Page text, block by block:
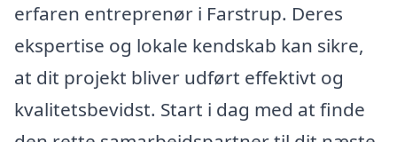
erfaren entreprenør i Farstrup. Deres
ekspertise og lokale kendskab kan sikre,
at dit projekt bliver udført effektivt og
kvalitetsbevidst. Start i dag med at finde